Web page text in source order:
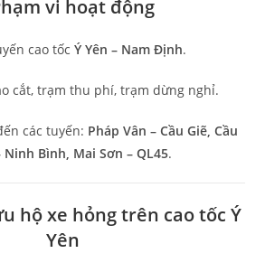
vi hoạt động
cao tốc Ý Yên – Nam Định.
cắt, trạm thu phí, trạm dừng nghỉ.
các tuyến: Pháp Vân – Cầu Giẽ, Cầu
Ninh Bình, Mai Sơn – QL45.
hộ xe hỏng trên cao tốc Ý
Yên